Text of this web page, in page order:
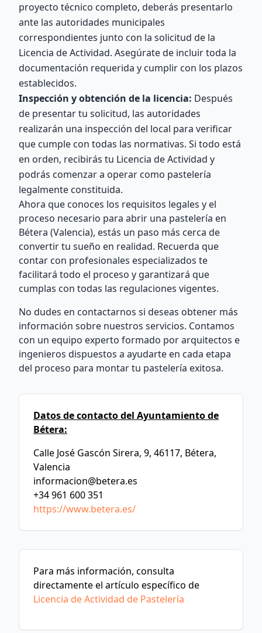
proyecto técnico completo, deberás presentarlo
ante las autoridades municipales
correspondientes junto con la solicitud de la
Licencia de Actividad. Asegúrate de incluir toda la
documentación requerida y cumplir con los plazos
establecidos.
Inspección y obtención de la licencia: Después
de presentar tu solicitud, las autoridades
realizarán una inspección del local para verificar
que cumple con todas las normativas. Si todo está
en orden, recibirás tu Licencia de Actividad y
podrás comenzar a operar como pastelería
legalmente constituida.
Ahora que conoces los requisitos legales y el
proceso necesario para abrir una pastelería en
Bétera (Valencia), estás un paso más cerca de
convertir tu sueño en realidad. Recuerda que
contar con profesionales especializados te
facilitará todo el proceso y garantizará que
cumplas con todas las regulaciones vigentes.
No dudes en contactarnos si deseas obtener más
información sobre nuestros servicios. Contamos
con un equipo experto formado por arquitectos e
ingenieros dispuestos a ayudarte en cada etapa
del proceso para montar tu pastelería exitosa.
Datos de contacto del Ayuntamiento de
Bétera:
Calle José Gascón Sirera, 9, 46117, Bétera,
Valencia
informacion@betera.es
+34 961 600 351
https://www.betera.es/
Para más información, consulta
directamente el artículo específico de
Licencia de Actividad de Pastelería